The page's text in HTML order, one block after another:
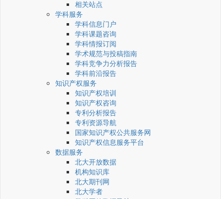
相关站点
学科服务
学科信息门户
学科课题咨询
学科情报订阅
学术规范与投稿指南
学科竞争力分析报告
学科前沿报告
知识产权服务
知识产权培训
知识产权咨询
专利分析报告
专利资源导航
国家知识产权公共服务网
知识产权信息服务平台
数据服务
北大开放数据
机构知识库
北大期刊网
北大学者